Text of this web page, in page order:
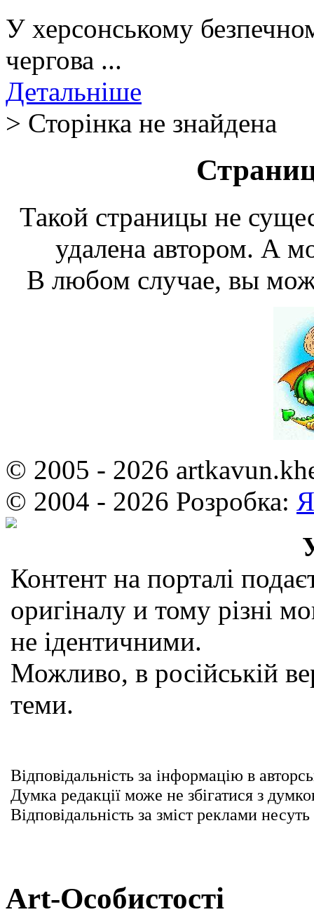
У херсонському
чергова ...
Детальніше
> Сторінка не знайдена
Такой страницы не
удалена автором. А
В любом случае, вы
© 2005 - 2026
© 2004 - 2026 Розробка:
Контент на порталі
оригіналу и тому різні
не ідентичними.
Можливо, в російській
теми.
Відповідальність за інформацію в
Думка редакції може не збігатися з
Відповідальність за зміст реклами
Art-Особистості